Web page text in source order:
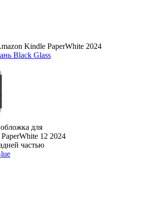
Kindle PaperWhite 2024
Black Glass
для
12 2024
частью